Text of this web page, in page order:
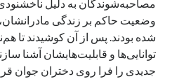
مصاحبه‌شوندگان به دلیل
وضعیت حاکم بر زندگی
شده بودند. پس از آن کوشیدند تا
توانایی‌ها و قابلیت‌هایشان آشنا
جدیدی را فرا روی دختران جوان